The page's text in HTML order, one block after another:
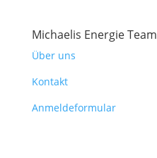
Michaelis Energie Team
Über uns
Kontakt
Anmeldeformular